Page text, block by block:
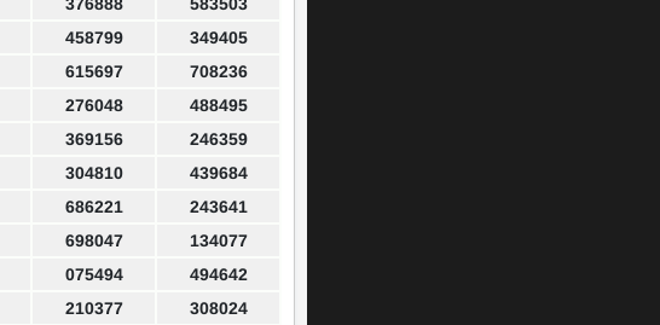
458799
349405
615697
708236
276048
488495
369156
246359
304810
439684
686221
243641
698047
134077
075494
494642
210377 308024